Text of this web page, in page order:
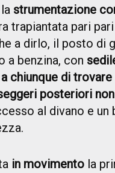
strumentazione
trapiantata pari
a dirlo, il posto di
a benzina, con
chiunque di
posteriori
al divano e un
in movimento la